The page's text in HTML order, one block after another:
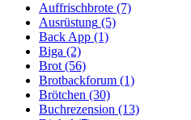
Auffrischbrote (7)
Ausrüstung (5)
Back App (1)
Biga (2)
Brot (56)
Brotbackforum (1)
Brötchen (30)
Buchrezension (13)